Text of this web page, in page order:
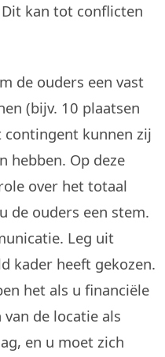
kan tot conflicten
de ouders een vast
(bijv. 10 plaatsen
kunnen zij
hebben. Op deze
over het totaal
de ouders een stem.
Leg uit
kader heeft gekozen.
het als u financiële
de locatie als
en u moet zich